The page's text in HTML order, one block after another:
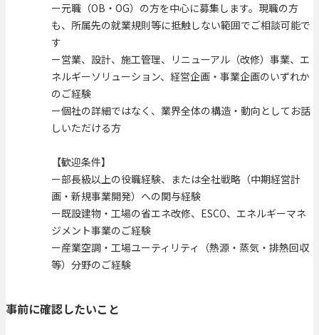
ー元職（OB・OG）の方を中心に募集します。現職の方
も、所属先の就業規則等に抵触しない範囲でご相談可能で
す
ー営業、設計、施工管理、リニューアル（改修）事業、エ
ネルギーソリューション、経営企画・事業企画のいずれか
のご経験
ー個社の詳細ではなく、業界全体の構造・動向としてお話
しいただける方
【歓迎条件】
ー部長級以上の役職経験、または全社戦略（中期経営計
画・新規事業開発）への関与経験
ー既設建物・工場の省エネ改修、ESCO、エネルギーマネ
ジメント事業のご経験
ー産業空調・工場ユーティリティ（熱源・蒸気・排熱回収
等）分野のご経験
事前に確認したいこと